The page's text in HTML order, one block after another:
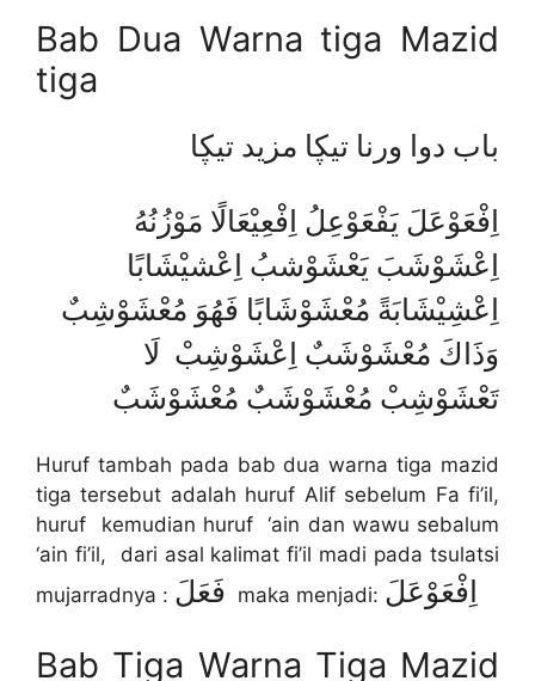
Bab Dua Warna tiga Mazid
tiga
باب دوا ورنا تيڮا مزيد تيڮا
اِفْعَوْعَلَ يَفْعَوْعِلُ اِفْعِيْعَالًا مَوْزُنُهُ
اِعْشَوْشَبَ يَعْشَوْشبُ اِعْشيْشَابًا
اِعْشِيْشَابَةً مُعْشَوْشَابًا فَهُوَ مُعْشَوْشِبٌ
وَذَاكَ مُعْشَوْشَبٌ اِعْشَوْشِبْ لَا
تَعْشَوْشِبْ مُعْشَوْشَبٌ مُعْشَوْشَبٌ
Huruf tambah pada bab dua warna tiga mazid
tiga tersebut adalah huruf Alif sebelum Fa fi’il,
huruf kemudian huruf ‘ain dan wawu sebalum
‘ain fi’il, dari asal kalimat fi’il madi pada tsulatsi
mujarradnya : فَعَلَ maka menjadi: اِفْعَوْعَلَ
Bab Tiga Warna Tiga Mazid